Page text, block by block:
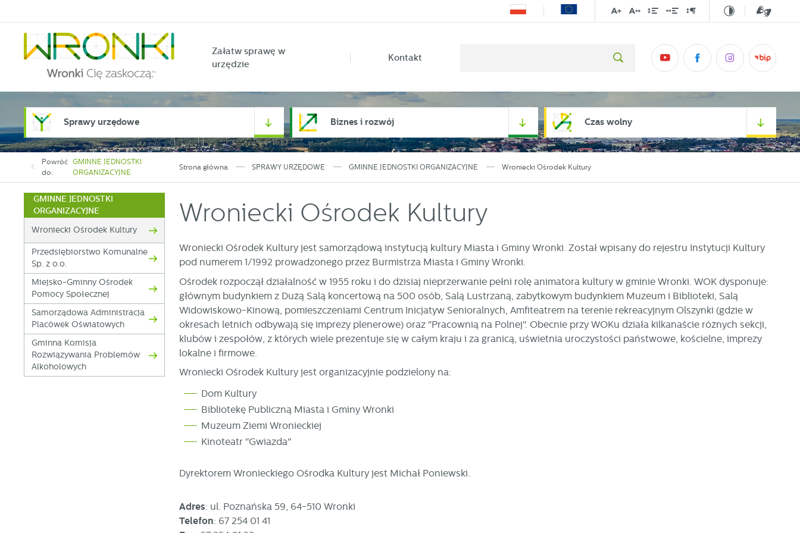
Załatw sprawę w
urzędzie
Kontakt
Sprawy urzędowe Biznes i rozwój Czas wolny
Powróć
do:
GMINNE JEDNOSTKI
ORGANIZACYJNE
Strona główna SPRAWY URZĘDOWE GMINNE JEDNOSTKI ORGANIZACYJNE Wroniecki Ośrodek Kultury
GMINNE JEDNOSTKI
ORGANIZACYJNE
Wroniecki Ośrodek Kultury
Przedsiębiorstwo Komunalne
Sp. z o.o.
Miejsko-Gminny Ośrodek
Pomocy Społecznej
Samorządowa Administracja
Placówek Oświatowych
Gminna Komisja
Rozwiązywania Problemów
Alkoholowych
Wroniecki Ośrodek Kultury
Wroniecki Ośrodek Kultury jest samorządową instytucją kultury Miasta i Gminy Wronki. Został wpisany do rejestru Instytucji Kultury
pod numerem 1/1992 prowadzonego przez Burmistrza Miasta i Gminy Wronki.
Ośrodek rozpoczął działalność w 1955 roku i do dzisiaj nieprzerwanie pełni rolę animatora kultury w gminie Wronki. WOK dysponuje:
głównym budynkiem z Dużą Salą koncertową na 500 osób, Salą Lustrzaną, zabytkowym budynkiem Muzeum i Biblioteki, Salą
Widowiskowo-Kinową, pomieszczeniami Centrum Inicjatyw Senioralnych, Amfiteatrem na terenie rekreacyjnym Olszynki (gdzie w
okresach letnich odbywają się imprezy plenerowe) oraz "Pracownią na Polnej". Obecnie przy WOKu działa kilkanaście różnych sekcji,
klubów i zespołów, z których wiele prezentuje się w całym kraju i za granicą, uświetnia uroczystości państwowe, kościelne, imprezy
lokalne i firmowe.
Wroniecki Ośrodek Kultury jest organizacyjnie podzielony na:
Dom Kultury
Bibliotekę Publiczną Miasta i Gminy Wronki
Muzeum Ziemi Wronieckiej
Kinoteatr "Gwiazda"
Dyrektorem Wronieckiego Ośrodka Kultury jest Michał Poniewski.
Adres: ul. Poznańska 59, 64-510 Wronki
Telefon: 67 254 01 41
Szanujemy Twoją prywatność. Możesz zmienić ustawienia cookies lub zaakceptować
je wszystkie. W dowolnym momencie możesz dokonać zmiany swoich ustawień.
Niezbędne